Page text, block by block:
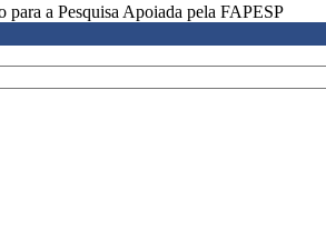
para a Pesquisa Apoiada pela FAPESP